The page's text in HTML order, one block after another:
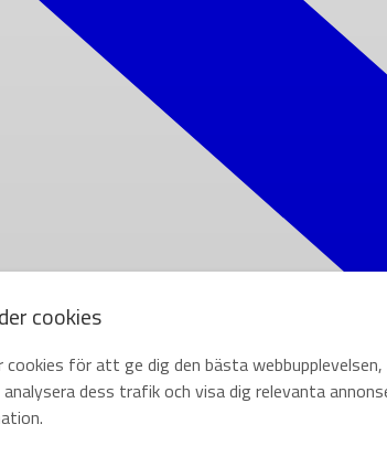
cookies
cookies för att ge dig den bästa
dess trafik och visa dig relevanta